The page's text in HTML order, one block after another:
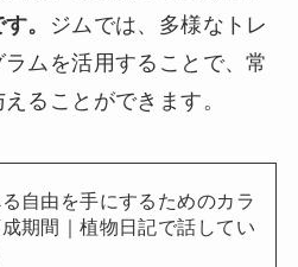
。
ジムでは、多様なトレ
ムを活用することで、常
ることができます。
自由を手にするためのカラ
期間｜植物日記で話してい